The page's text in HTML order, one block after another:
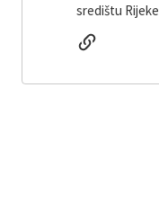
središtu Rijeke